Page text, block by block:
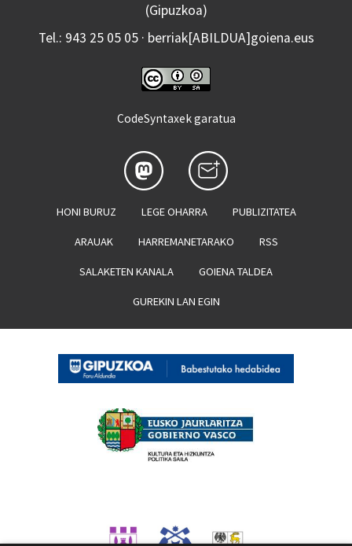
(Gipuzkoa)
Tel.: 943 25 05 05 · berriak[ABILDUA]goiena.eus
CodeSyntaxek garatua
HONI BURUZ LEGE OHARRA PUBLIZITATEA
ARAUAK HARREMANETARAKO RSS
SALAKETEN KANALA GOIENA TALDEA
GUREKIN LAN EGIN